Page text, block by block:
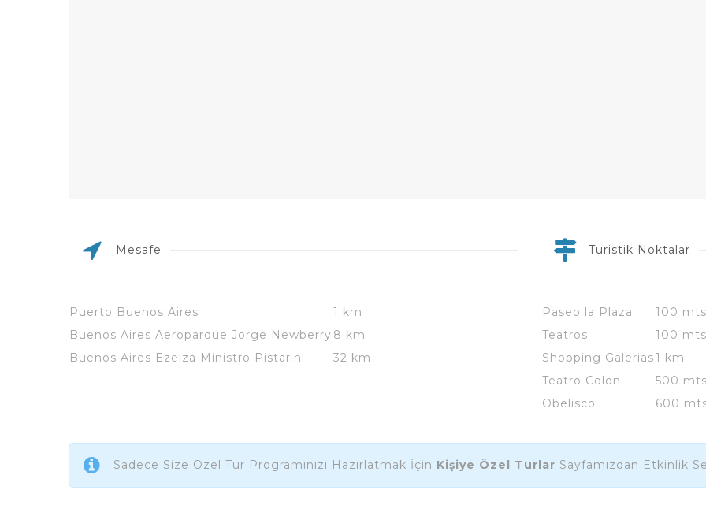
Mesafe
Puerto Buenos Aires
1 km
Buenos Aires Aeroparque Jorge Newberry 8 km
Buenos Aires Ezeiza Ministro Pistarini
32 km
Turistik Noktalar
Paseo la Plaza
100 mts
Teatros
100 mts
Shopping Galerias1 km
Teatro Colon
500 mts
Obelisco
600
Sadece Size Özel Tur Programınızı Hazırlatmak İçin Kişiye Özel Turlar Sayfamızdan Etkinlik